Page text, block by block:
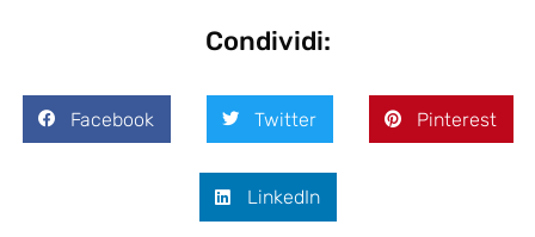
Condividi:
Facebook Twitter Pinterest
LinkedIn